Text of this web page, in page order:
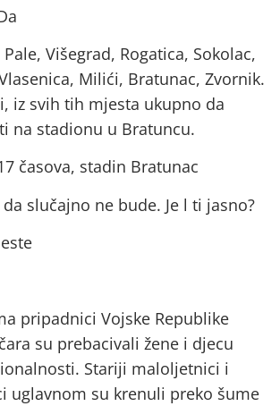
Pale, Višegrad, Rogatica, Sokolac,
Milići, Bratunac, Zvornik.
iz svih tih mjesta ukupno da
na stadionu u Bratuncu.
časova, stadin Bratunac
slučajno ne bude. Je l ti jasno?
pripadnici Vojske Republike
su prebacivali žene i djecu
Stariji maloljetnici i
uglavnom su krenuli preko šume